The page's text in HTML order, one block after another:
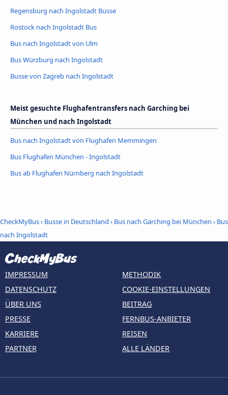
Regensburg nach Ingolstadt Busse
Rostock nach Ingolstadt Bus
Bus nach Ingolstadt von Ulm
Bus Würzburg nach Ingolstadt
Busse von Zagreb nach Ingolstadt
Meist gesuchte Flughafentransfers nach Garching bei
München und nach Ingolstadt
Bus nach Ingolstadt von Flughafen Memmingen
Bus Flughafen München - Ingolstadt
Bus ab Flughafen Nürnberg nach Ingolstadt
CheckMyBus› Busse in Deutschland › Bus nach Garching bei München › Bus
nach Ingolstadt
IMPRESSUM
DATENSCHUTZ
ÜBER UNS
PRESSE
KARRIERE
PARTNER
METHODIK
COOKIE-EINSTELLUNGEN
BEITRAG
FERNBUS-ANBIETER
REISEN
ALLE LÄNDER